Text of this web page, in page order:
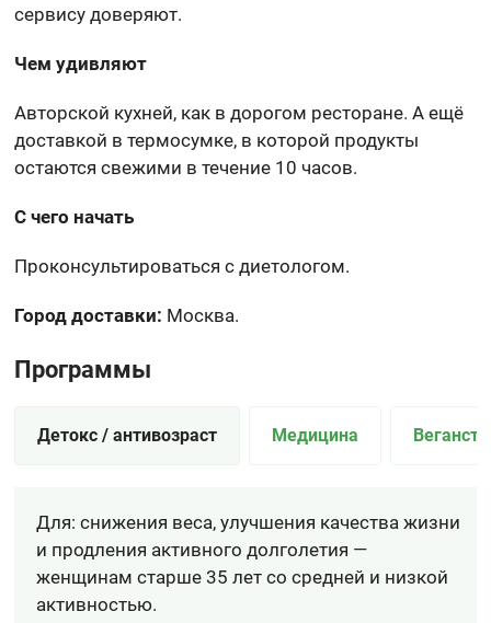
сервису доверяют.
Чем удивляют
Авторской кухней, как в дорогом ресторане. А ещё
доставкой в термосумке, в которой продукты
остаются свежими в течение 10 часов.
С чего начать
Проконсультироваться с диетологом.
Город доставки: Москва.
Программы
Детокс / антивозраст Медицина
Для: снижения веса, улучшения качества жизни
и продления активного долголетия —
женщинам старше 35 лет со средней и низкой
активностью.